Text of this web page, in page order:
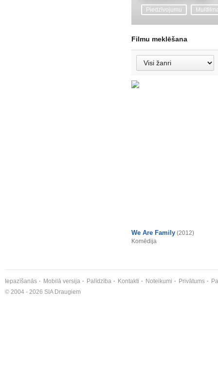
Piedzīvojumu
Filmu meklēšana
We Are Family (2012)
Komēdija
Iepazīšanās Mobilā versija Palīdzība Kontakti Noteikumi Privātums
© 2004 - 2026 SIA Draugiem